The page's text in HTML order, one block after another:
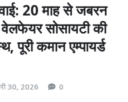
20 माह से जबरन
सोसायटी की
पूरी कमान एम्पायर्ड
30, 2026 0